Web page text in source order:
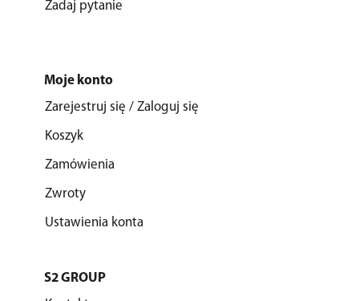
Zadaj pytanie
Moje konto
Zarejestruj się / Zaloguj się
Koszyk
Zamówienia
Zwroty
Ustawienia konta
S2 GROUP